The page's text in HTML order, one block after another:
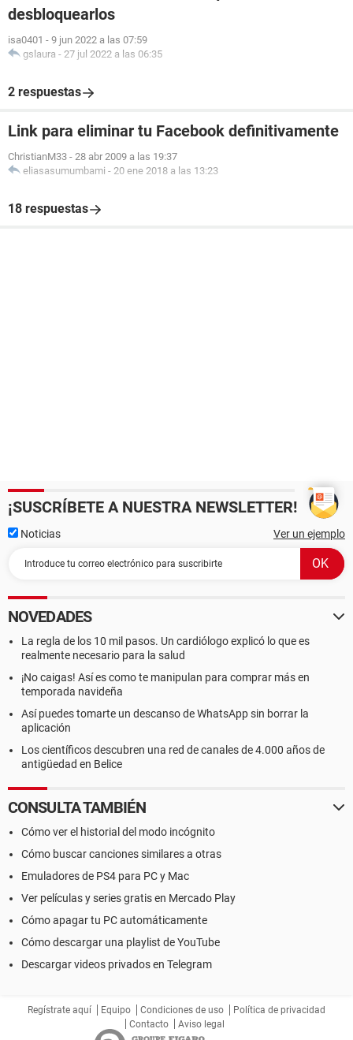
desbloquearlos
isa0401 - 9 jun 2022 a las 07:59
gslaura - 27 jul 2022 a las 06:35
2 respuestas
Link para eliminar tu Facebook definitivamente
ChristianM33 - 28 abr 2009 a las 19:37
eliasasumumbami - 20 ene 2018 a las 13:23
18 respuestas
¡SUSCRÍBETE A NUESTRA NEWSLETTER!
Noticias Ver un ejemplo
NOVEDADES
La regla de los 10 mil pasos. Un cardiólogo explicó lo que es
realmente necesario para la salud
¡No caigas! Así es como te manipulan para comprar más en
temporada navideña
Así puedes tomarte un descanso de WhatsApp sin borrar la
aplicación
Los científicos descubren una red de canales de 4.000 años de
antigüedad en Belice
CONSULTA TAMBIÉN
Cómo ver el historial del modo incógnito
Cómo buscar canciones similares a otras
Emuladores de PS4 para PC y Mac
Ver películas y series gratis en Mercado Play
Cómo apagar tu PC automáticamente
Cómo descargar una playlist de YouTube
Descargar videos privados en Telegram
Regístrate aquí Equipo Condiciones de uso
Política de privacidad
Contacto
Aviso legal